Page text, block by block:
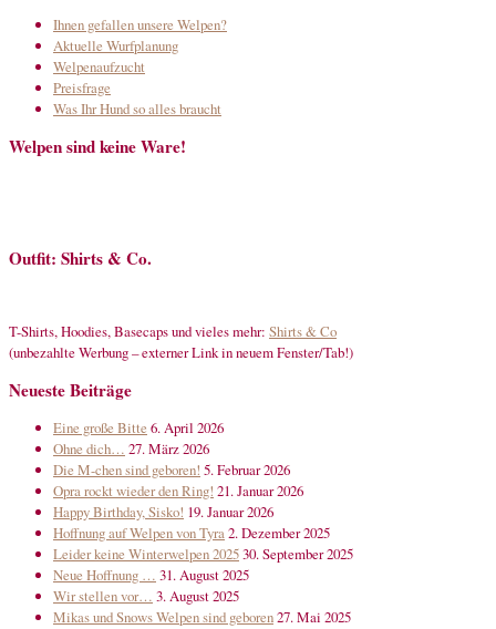
Ihnen gefallen unsere Welpen?
Aktuelle Wurfplanung
Welpenaufzucht
Preisfrage
Was Ihr Hund so alles braucht
Welpen sind keine Ware!
Outfit: Shirts & Co.
T-Shirts, Hoodies, Basecaps und vieles mehr: Shirts & Co
(unbezahlte Werbung – externer Link in neuem Fenster/Tab!)
Neueste Beiträge
Eine große Bitte 6. April 2026
Ohne dich… 27. März 2026
Die M-chen sind geboren! 5. Februar 2026
Opra rockt wieder den Ring! 21. Januar 2026
Happy Birthday, Sisko! 19. Januar 2026
Hoffnung auf Welpen von Tyra2. Dezember 2025
Leider keine Winterwelpen 202530. September 2025
Neue Hoffnung … 31. August 2025
Wir stellen vor… 3. August 2025
Mikas und Snows Welpen sind geboren27. Mai 2025